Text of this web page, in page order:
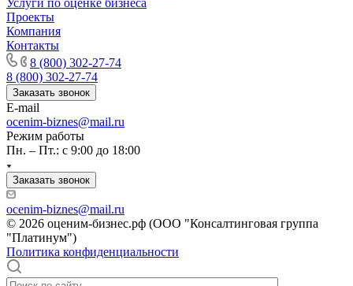
Услуги по оценке бизнеса
Проекты
Компания
Контакты
8 (800) 302-27-74
8 (800) 302-27-74
Заказать звонок
E-mail
ocenim-biznes@mail.ru
Режим работы
Пн. – Пт.: с 9:00 до 18:00
Заказать звонок
ocenim-biznes@mail.ru
© 2026 оценим-бизнес.рф (ООО "Консалтинговая группа
"Платинум")
Политика конфиденциальности
Касли
Каспийск
Кашира
Кемерово
Керчь
Кизляр
Кимры
Кингисепп
Кинель
Кинешма
Киржач
Кириши
Киров
Кировск
Кисловодск